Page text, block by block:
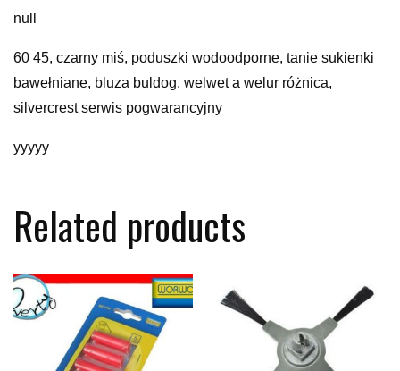
null
60 45, czarny miś, poduszki wodoodporne, tanie sukienki
bawełniane, bluza buldog, welwet a welur różnica,
silvercrest serwis pogwarancyjny
yyyyy
Related products